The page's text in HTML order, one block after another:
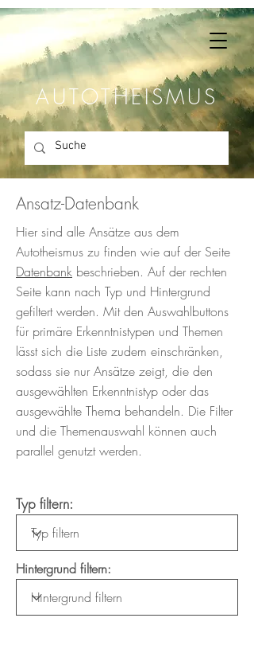
AUTOTHEISMUS
Ansatz-Datenbank
Hier sind alle Ansätze aus dem
Autotheismus zu finden wie auf der Seite
Datenbank beschrieben. Auf der rechten
Seite kann nach Typ und Hintergrund
gefiltert werden. Mit den Auswahlbuttons
für primäre Erkenntnistypen und Themen
lässt sich die Liste zudem einschränken,
sodass sie nur Ansätze zeigt, die den
ausgewählten Erkenntnistyp oder das
ausgewählte Thema behandeln. Die Filter
und die Themenauswahl können auch
parallel genutzt werden.
Typ filtern:
Hintergrund filtern: